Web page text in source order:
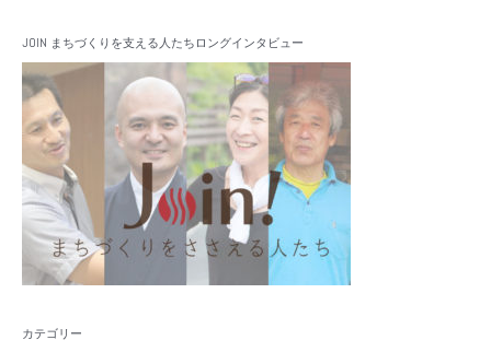
JOIN まちづくりを支える人たちロングインタビュー
カテゴリー